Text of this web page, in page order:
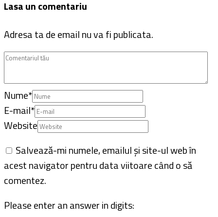
Please enter an answer in digits:
5 × two =
Articole
asemanatoare